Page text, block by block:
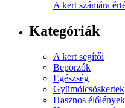
A kert számára
Kategóriák
A kert segítői
Beporzók
Egészség
Gyümölcsöskertek
Hasznos élőlények